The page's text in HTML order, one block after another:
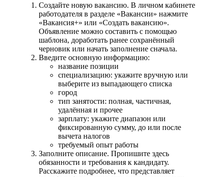
Создайте новую вакансию. В личном кабинете
работодателя в разделе «Вакансии» нажмите
«Вакансия+» или «Создать вакансию».
Объявление можно составить с помощью
шаблона, доработать ранее сохранённый
черновик или начать заполнение сначала.
Введите основную информацию:
название позиции
специализацию: укажите вручную или
выберите из выпадающего списка
город
тип занятости: полная, частичная,
удалённая и прочее
зарплату: укажите диапазон или
фиксированную сумму, до или после
вычета налогов
требуемый опыт работы
Заполните описание. Пропишите здесь
обязанности и требования к кандидату.
Расскажите подробнее, что представляет